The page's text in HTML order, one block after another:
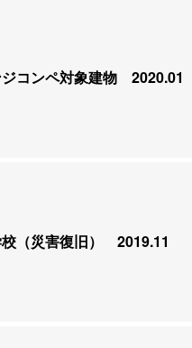
コンペ対象建物 2020.01
（災害復旧） 2019.11